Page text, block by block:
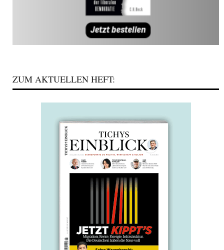
ZUM AKTUELLEN HEFT: